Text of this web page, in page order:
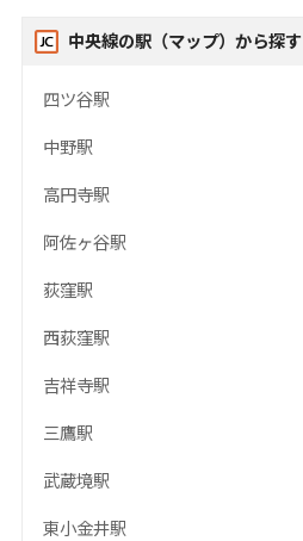
中央線の駅（マップ）から探す
四ツ谷駅
中野駅
高円寺駅
阿佐ヶ谷駅
荻窪駅
西荻窪駅
吉祥寺駅
三鷹駅
武蔵境駅
東小金井駅